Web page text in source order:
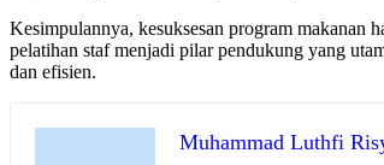
Kesimpulannya, kesuksesan program makanan
pelatihan staf menjadi pilar pendukung yang
dan efisien.
Muhammad Luthfi